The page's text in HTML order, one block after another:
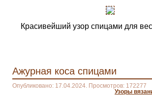
Красивейший узор спицами для
Ажурная коса спицами
Опубликовано: 17.04.2024. Просмотров: 172277
Узоры